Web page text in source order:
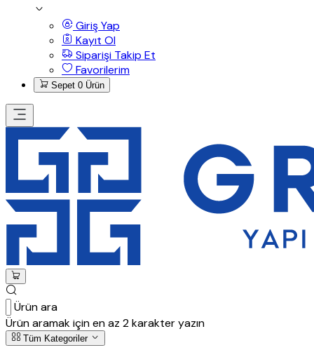
Giriş Yap
Kayıt Ol
Siparişi Takip Et
Favorilerim
Sepet 0 Ürün
Ürün ara
Ürün aramak için en az 2 karakter yazın
Tüm Kategoriler